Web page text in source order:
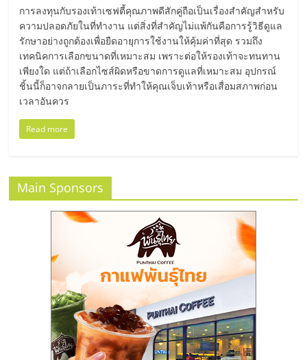
ไทย,
SMEs,
แฟ
ไชส์,
ปรึกษา
แฟ
การลงทุนกับรองเท้าเซฟตี้คุณภาพดีสักคู่ถือเป็นเรื่องสำคัญสำหรับ
ความปลอดภัยในที่ทำงาน แต่สิ่งที่สำคัญไม่แพ้กันคือการรู้วิธีดูแล
รักษาอย่างถูกต้องเพื่อยืดอายุการใช้งานให้คุ้มค่าที่สุด รวมถึง
เทคนิคการเลือกขนาดที่เหมาะสม เพราะต่อให้รองเท้าจะทนทาน
เพียงใด แต่ถ้าเลือกไซส์ผิดหรือขาดการดูแลที่เหมาะสม อุปกรณ์
ชิ้นนี้ก็อาจกลายเป็นภาระที่ทำให้คุณเจ็บเท้าหรือเสื่อมสภาพก่อน
เวลาอันควร
Read more
Main Sponsors